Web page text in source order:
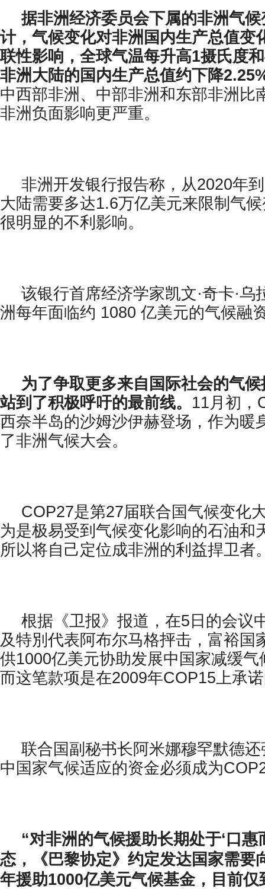
据非洲经济委员会下属的非洲气
计，气候变化对非洲国内生产总值变
联性影响，全球气温每升高1摄氏度
非洲大陆的国内生产总值约下降
中西部非洲、中部非洲和东部非洲比
非洲负面影响更严重。
非洲开发银行报告称，从2020年
大陆需要多达1.6万亿美元来限制气
很明显的不利影响。
该银行首席经济学家凯文·奇卡·乌
洲每年面临约 1080 亿美元的气候融
为了争取更多来自国际社会的气
站到了积极呼吁的最前线。 11月初，
西奈半岛的沙姆沙伊赫登场，作为暖
了非洲气候大会。
COP27是第27届联合国气候变化
为是极易受到气候变化影响的石油和
所以将自己定位成非洲的利益捍卫者
根据《卫报》报道，在5日的会议
及特別代表阿布尔马格抨击，富裕国
供1000亿美元协助发展中国家减缓气
而这笔款项是在2009年COP15上承
联合国副秘书长阿米娜穆罕默德
中国家气候适应的资金必须成为
“对非洲的气候援助长期处于‘口惠
态，《巴黎协定》约定发达国家需要
年援助1000亿美元气候基金，目前仅